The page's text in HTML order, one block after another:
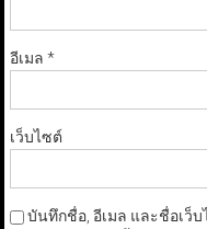
อีเมล *
เว็บไซต์
บันทึกชื่อ, อีเมล และชื่อเว็